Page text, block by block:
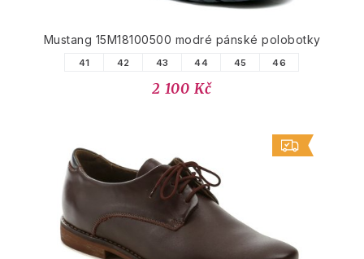
Mustang 15M18100500 modré pánské polobotky
41 42 43 44 45 46
2 100 Kč